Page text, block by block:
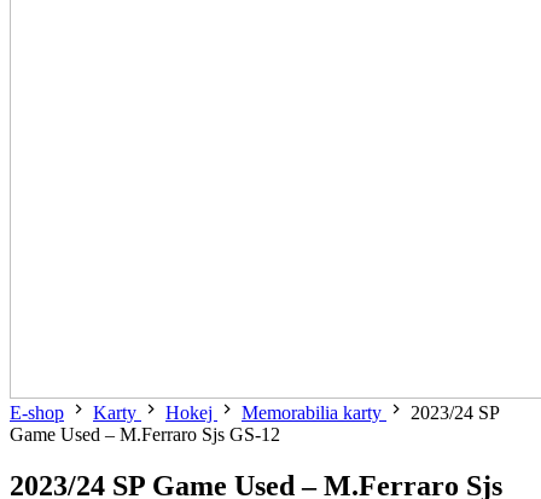
E-shop Karty Hokej Memorabilia karty
2023/24 SP
Game Used – M.Ferraro Sjs GS-12
2023/24 SP Game Used – M.Ferraro Sjs